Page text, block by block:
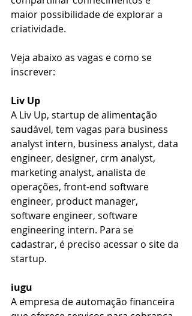
maior possibilidade de explorar a
criatividade.
Veja abaixo as vagas e como se
inscrever:
Liv Up
A Liv Up, startup de alimentação
saudável, tem vagas para business
analyst intern, business analyst, data
engineer, designer, crm analyst,
marketing analyst, analista de
operações, front-end software
engineer, product manager,
software engineer, software
engineering intern. Para se
cadastrar, é preciso acessar o site da
startup.
iugu
A empresa de automação financeira